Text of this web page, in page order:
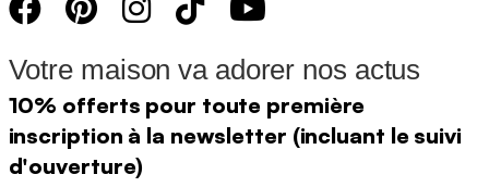
Votre maison va adorer nos actus
10% offerts pour toute première
inscription à la newsletter (incluant le suivi
d'ouverture)